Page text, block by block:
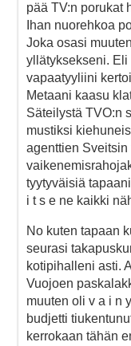
pää TV:n porukat
Ihan nuorehkoa
Joka osasi
yllätyksekseni.
vapaatyyliini
Metaani kaasu
Säteilystä TVO:n
mustiksi
agenttien
tyytyväisiä
i t s e ne kaikki
No kuten tapaan
seurasi
kotipihalleni asti.
Vuojoen
muuten oli v a i n
budjetti
kerrokaan tähän